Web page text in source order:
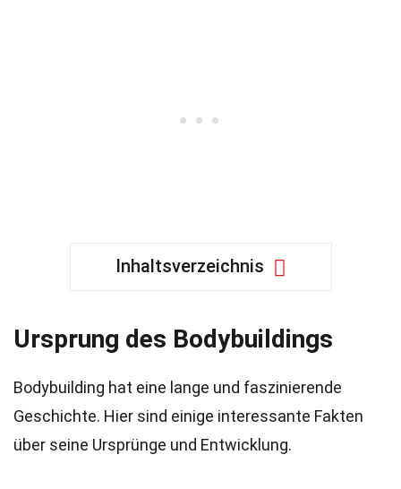
Inhaltsverzeichnis
Ursprung des Bodybuildings
Bodybuilding hat eine lange und faszinierende
Geschichte. Hier sind einige interessante Fakten
über seine Ursprünge und Entwicklung.